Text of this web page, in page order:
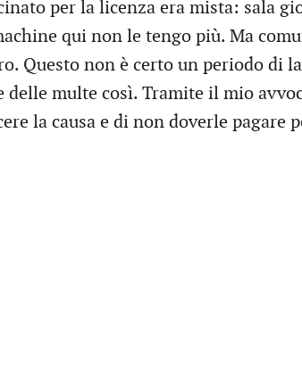
per la licenza era mista: sala
qui non le tengo più. Ma
Questo non è certo un periodo di
delle multe così. Tramite il mio
la causa e di non doverle pagare